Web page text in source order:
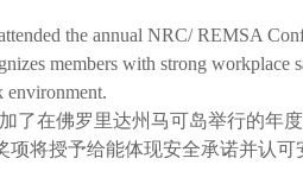
the annual NRC/ REMSA
members with strong
environment.
了在佛罗里达州马可岛举行的
将授予给能体现安全承诺并认可